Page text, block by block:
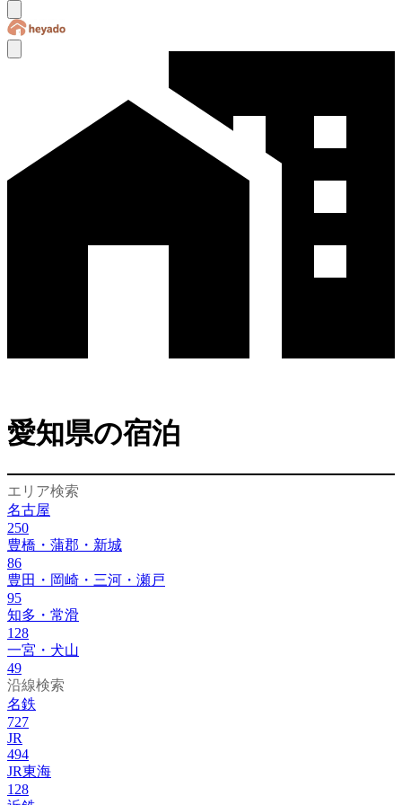
愛知県の宿泊
エリア検索
名古屋
250
豊橋・蒲郡・新城
86
豊田・岡崎・三河・瀬戸
95
知多・常滑
128
一宮・犬山
49
沿線検索
名鉄
727
JR
494
JR東海
128